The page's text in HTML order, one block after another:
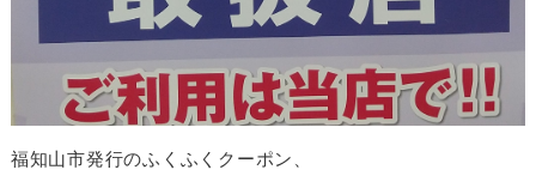
福知山市発行のふくふくクーポン、